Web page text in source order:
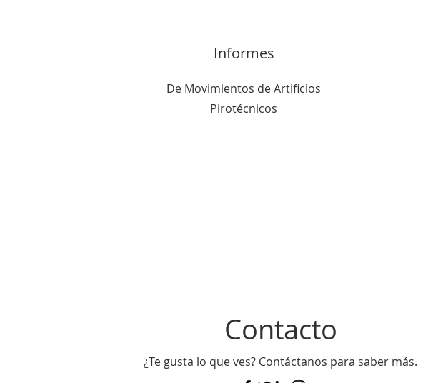
Informes
De Movimientos de Artificios
Pirotécnicos
Contacto
​¿Te gusta lo que ves? Contáctanos para saber más.